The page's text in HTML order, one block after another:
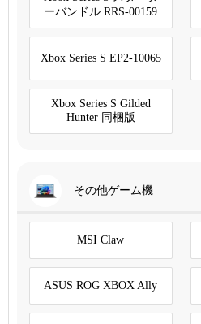
ーバンドル RRS-00159
Xbox Series S EP2-10065
Xbox Series S Gilded
Hunter 同梱版
その他ゲーム機
MSI Claw
ASUS ROG XBOX Ally